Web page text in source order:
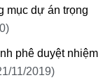
mục dự án trọng
phê duyệt nhiệm
11/2019)